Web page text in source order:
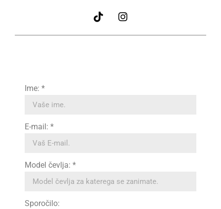
Ime: *
E-mail: *
Model čevlja: *
Sporočilo: